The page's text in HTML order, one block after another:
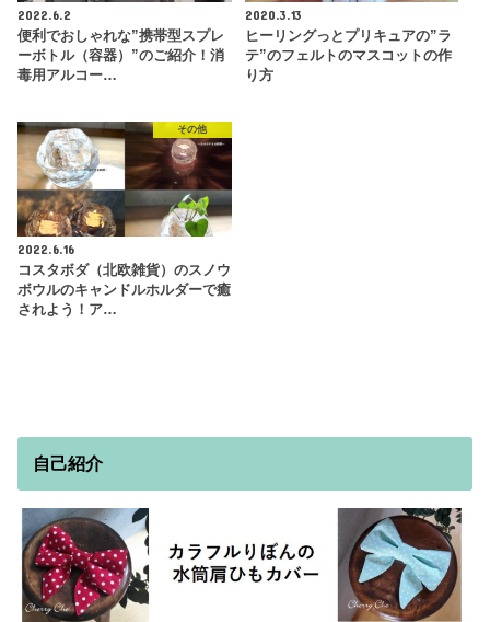
2022.6.2
便利でおしゃれな”携帯型スプレ
ーボトル（容器）”のご紹介！消
毒用アルコー…
2020.3.13
ヒーリングっとプリキュアの”ラ
テ”のフェルトのマスコットの作
り方
その他
2022.6.16
コスタボダ（北欧雑貨）のスノウ
ボウルのキャンドルホルダーで癒
されよう！ア…
自己紹介